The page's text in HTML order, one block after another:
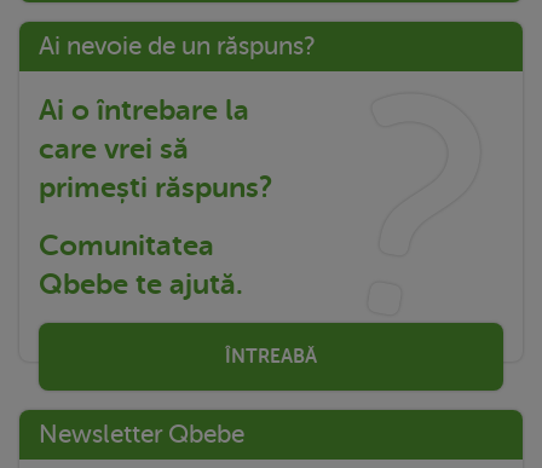
Ai nevoie de un răspuns?
Ai o întrebare la
care vrei să
primești răspuns?
Comunitatea
Qbebe te ajută.
ÎNTREABĂ
Newsletter Qbebe